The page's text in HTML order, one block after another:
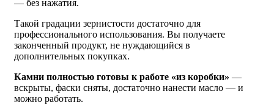
— без нажатия.
Такой градации зернистости достаточно для
профессионального использования. Вы получаете
законченный продукт, не нуждающийся в
дополнительных покупках.
Камни полностью готовы к работе «из коробки» —
вскрыты, фаски сняты, достаточно нанести масло — и
можно работать.